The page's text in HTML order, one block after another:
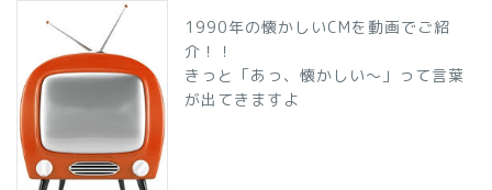
1990年の懐かしいCMを動画でご紹
介！！
きっと「あっ、懐かしい～」って言葉
が出てきますよ